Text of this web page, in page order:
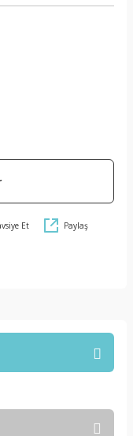
Et Paylaş